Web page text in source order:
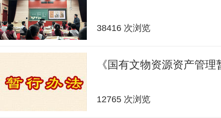
38416 次浏览
《国有文物资源资产管
12765 次浏览